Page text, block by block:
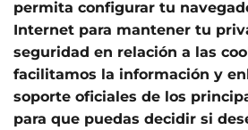
permita configurar tu
Internet para mantener tu
seguridad en relación a las
facilitamos la información y
soporte oficiales de los
para que puedas decidir si